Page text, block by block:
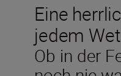
Eine
jedem
Ob in der